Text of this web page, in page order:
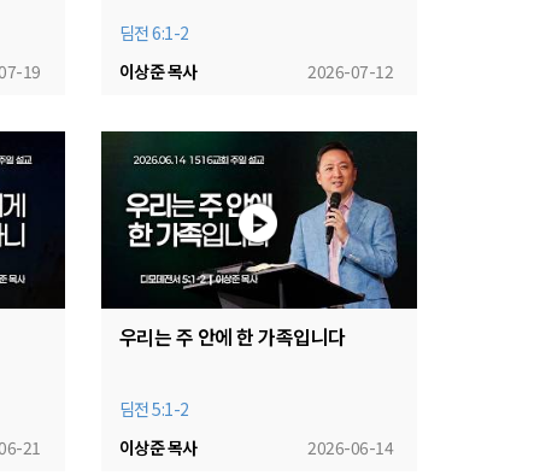
19
딤전 6:1-2
2026-07-12
이상준 목사
21
우리는 주 안에 한 가족입니다
딤전 5:1-2
2026-06-14
이상준 목사